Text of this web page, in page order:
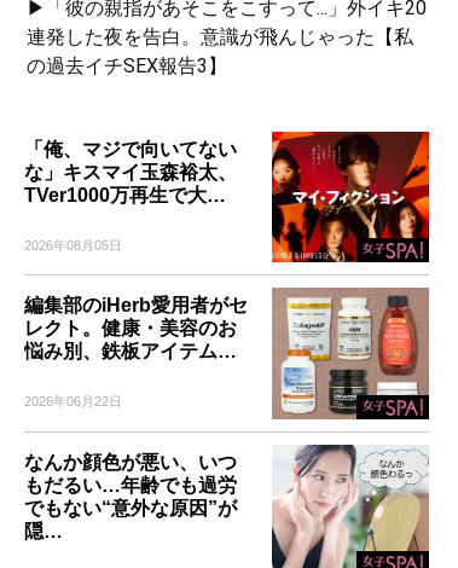
▶「彼の親指があそこをこすって...」外イキ20
連発した夜を告白。意識が飛んじゃった【私
の過去イチSEX報告3】
「俺、マジで向いてない
な」キスマイ玉森裕太、
TVer1000万再生で大…
2026年08月05日
編集部のiHerb愛用者がセ
レクト。健康・美容のお
悩み別、鉄板アイテム…
2026年06月22日
なんか顔色が悪い、いつ
もだるい…年齢でも過労
でもない“意外な原因”が
隠…